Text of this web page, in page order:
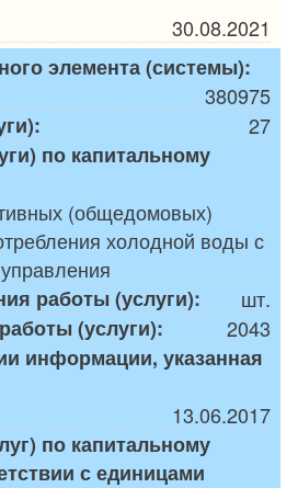
30.08.2021
элемента (системы):
380975
27
по капитальному
(общедомовых)
холодной воды с
работы (услуги):
шт.
(услуги):
2043
информации, указанная
13.06.2017
по капитальному
с единицами